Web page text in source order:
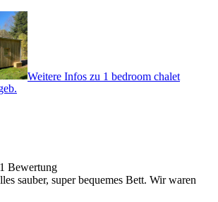
Weitere Infos zu 1 bedroom chalet
1 Bewertung
sauber, super bequemes Bett. Wir waren